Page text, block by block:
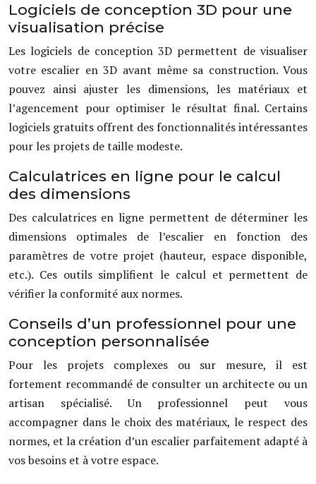
Logiciels de conception 3D pour une
visualisation précise
Les logiciels de conception 3D permettent de visualiser
votre escalier en 3D avant même sa construction. Vous
pouvez ainsi ajuster les dimensions, les matériaux et
l’agencement pour optimiser le résultat final. Certains
logiciels gratuits offrent des fonctionnalités intéressantes
pour les projets de taille modeste.
Calculatrices en ligne pour le calcul
des dimensions
Des calculatrices en ligne permettent de déterminer les
dimensions optimales de l’escalier en fonction des
paramètres de votre projet (hauteur, espace disponible,
etc.). Ces outils simplifient le calcul et permettent de
vérifier la conformité aux normes.
Conseils d’un professionnel pour une
conception personnalisée
Pour les projets complexes ou sur mesure, il est
fortement recommandé de consulter un architecte ou un
artisan spécialisé. Un professionnel peut vous
accompagner dans le choix des matériaux, le respect des
normes, et la création d’un escalier parfaitement adapté à
vos besoins et à votre espace.